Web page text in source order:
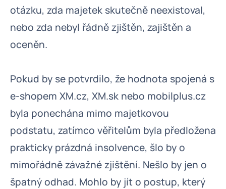
otázku, zda majetek skutečně neexistoval,
nebo zda nebyl řádně zjištěn, zajištěn a
oceněn.
Pokud by se potvrdilo, že hodnota spojená s
e-shopem XM.cz, XM.sk nebo mobilplus.cz
byla ponechána mimo majetkovou
podstatu, zatímco věřitelům byla předložena
prakticky prázdná insolvence, šlo by o
mimořádně závažné zjištění. Nešlo by jen o
špatný odhad. Mohlo by jít o postup, který